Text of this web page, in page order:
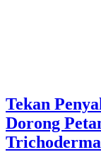
Tekan
Dorong
Trichoderma